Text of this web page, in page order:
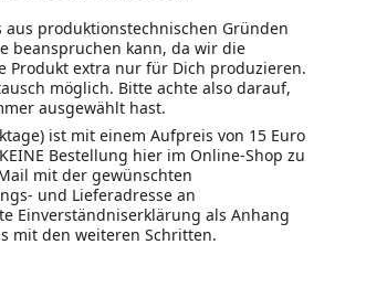
produktionstechnischen Gründen
beanspruchen kann, da wir die
Produkt extra nur für Dich produzieren.
möglich. Bitte achte also darauf,
ausgewählt hast.
ist mit einem Aufpreis von 15 Euro
Bestellung hier im Online-Shop zu
mit der gewünschten
und Lieferadresse an
Einverständniserklärung als Anhang
mit den weiteren Schritten.